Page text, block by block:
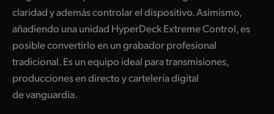
Japan
Mexico
Malaysia
claridad y además controlar el dispositivo. Asimismo,
añadiendo una unidad HyperDeck Extreme Control, es
posible convertirlo en un grabador profesional
tradicional. Es un equipo ideal para transmisiones,
producciones en directo y cartelería digital
de vanguardia.